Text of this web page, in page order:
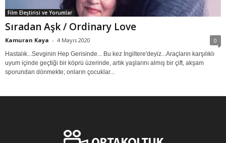
Film Eleştirisi ve Yorumlar
Sıradan Aşk / Ordinary Love
Kamuran Kaya - 4 Mayıs 2020 0
Hastalık...Sevginin Hep Gerisinde... Bu kez İngiltere'deyiz...Araçların karşılıklı
uyum içinde geçtiği bir köprü üzerinde, artık yaşlarını almış bir çift, akşam
sporundan dönmekte; onların çocuklar...